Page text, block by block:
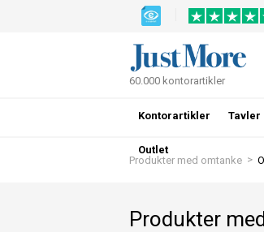
Produkter med omtanke >
Produkter
60.000 kontorartikler
Kontorartikler Tavler
Outlet